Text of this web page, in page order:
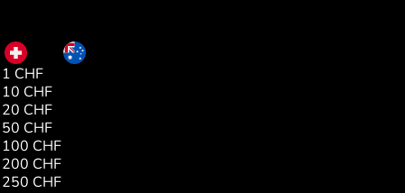
CHF
1 CHF
10 CHF
20 CHF
50 CHF
100 CHF
200 CHF
250 CHF